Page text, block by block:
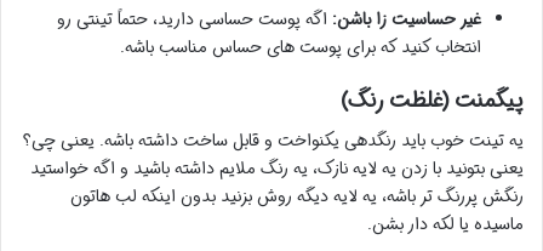
غیر حساسیت زا باشن: اگه پوست حساسی دارید، حتماً تینتی رو
انتخاب کنید که برای پوست های حساس مناسب باشه.
پیگمنت (غلظت رنگ)
یه تینت خوب باید رنگدهی یکنواخت و قابل ساخت داشته باشه. یعنی چی؟
یعنی بتونید با زدن یه لایه نازک، یه رنگ ملایم داشته باشید و اگه خواستید
رنگش پررنگ تر باشه، یه لایه دیگه روش بزنید بدون اینکه لب هاتون
ماسیده یا لکه دار بشن.